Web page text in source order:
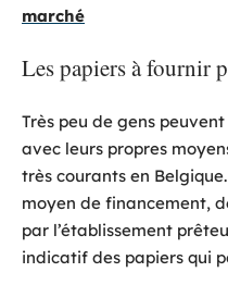
marché
Les papiers à fournir
Très peu de gens
avec leurs propres
très courants en
moyen de financement,
par l’établissement
indicatif des papiers qui